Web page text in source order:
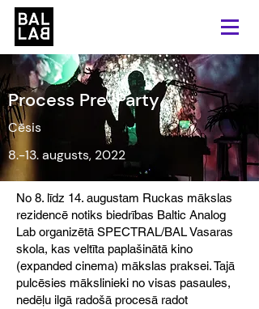
Process Pre-Party
Cēsis
8.-13. augusts, 2022
No 8. līdz 14. augustam Ruckas mākslas
rezidencē notiks biedrības Baltic Analog
Lab organizētā SPECTRAL/BAL Vasaras
skola, kas veltīta paplašinātā kino
(expanded cinema) mākslas praksei. Tajā
pulcēsies mākslinieki no visas pasaules,
nedēļu ilgā radošā procesā radot